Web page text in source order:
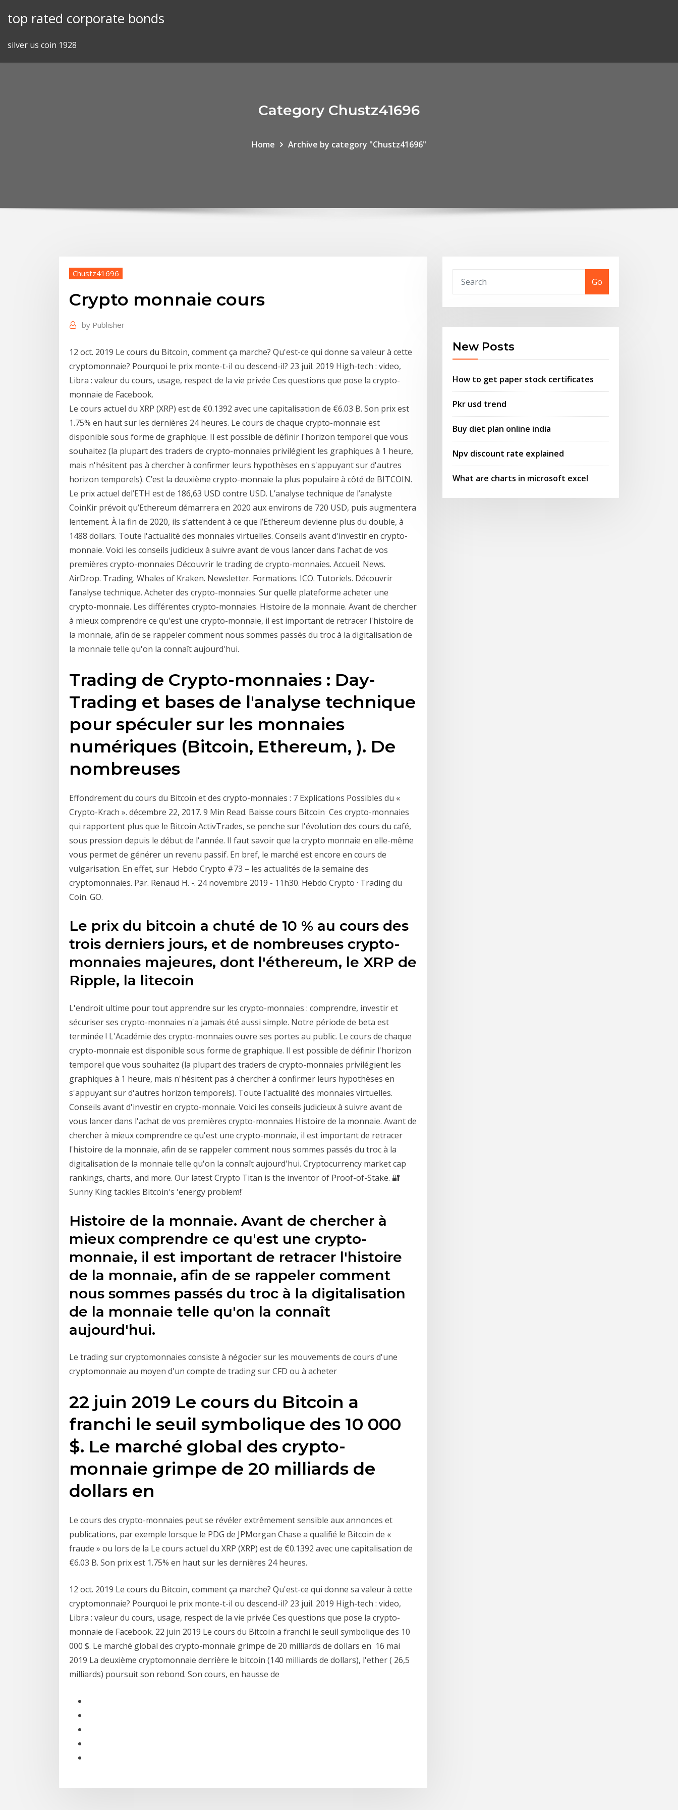
top rated corporate bonds
silver us coin 1928
Category Chustz41696
Home Archive by category "Chustz41696"
Chustz41696
Crypto monnaie cours
by Publisher
12 oct. 2019 Le cours du Bitcoin, comment ça marche? Qu'est-ce qui donne sa valeur à cette
cryptomonnaie? Pourquoi le prix monte-t-il ou descend-il? 23 juil. 2019 High-tech : video,
Libra : valeur du cours, usage, respect de la vie privée Ces questions que pose la crypto-
monnaie de Facebook.
Le cours actuel du XRP (XRP) est de €0.1392 avec une capitalisation de €6.03 B. Son prix est
1.75% en haut sur les dernières 24 heures. Le cours de chaque crypto-monnaie est
disponible sous forme de graphique. Il est possible de définir l'horizon temporel que vous
souhaitez (la plupart des traders de crypto-monnaies privilégient les graphiques à 1 heure,
mais n'hésitent pas à chercher à confirmer leurs hypothèses en s'appuyant sur d'autres
horizon temporels). C’est la deuxième crypto-monnaie la plus populaire à côté de BITCOIN.
Le prix actuel del’ETH est de 186,63 USD contre USD. L’analyse technique de l’analyste
CoinKir prévoit qu’Ethereum démarrera en 2020 aux environs de 720 USD, puis augmentera
lentement. À la fin de 2020, ils s’attendent à ce que l’Ethereum devienne plus du double, à
1488 dollars. Toute l'actualité des monnaies virtuelles. Conseils avant d'investir en crypto-
monnaie. Voici les conseils judicieux à suivre avant de vous lancer dans l'achat de vos
premières crypto-monnaies Découvrir le trading de crypto-monnaies. Accueil. News.
AirDrop. Trading. Whales of Kraken. Newsletter. Formations. ICO. Tutoriels. Découvrir
l’analyse technique. Acheter des crypto-monnaies. Sur quelle plateforme acheter une
crypto-monnaie. Les différentes crypto-monnaies. Histoire de la monnaie. Avant de chercher
à mieux comprendre ce qu'est une crypto-monnaie, il est important de retracer l'histoire de
la monnaie, afin de se rappeler comment nous sommes passés du troc à la digitalisation de
la monnaie telle qu'on la connaît aujourd'hui.
Trading de Crypto-monnaies : Day-
Trading et bases de l'analyse technique
pour spéculer sur les monnaies
numériques (Bitcoin, Ethereum, ). De
nombreuses
Effondrement du cours du Bitcoin et des crypto-monnaies : 7 Explications Possibles du «
Crypto-Krach ». décembre 22, 2017. 9 Min Read. Baisse cours Bitcoin Ces crypto-monnaies
qui rapportent plus que le Bitcoin ActivTrades, se penche sur l'évolution des cours du café,
sous pression depuis le début de l'année. Il faut savoir que la crypto monnaie en elle-même
vous permet de générer un revenu passif. En bref, le marché est encore en cours de
vulgarisation. En effet, sur Hebdo Crypto #73 – les actualités de la semaine des
cryptomonnaies. Par. Renaud H. -. 24 novembre 2019 - 11h30. Hebdo Crypto · Trading du
Coin. GO.
Le prix du bitcoin a chuté de 10 % au cours des
trois derniers jours, et de nombreuses crypto-
monnaies majeures, dont l'éthereum, le XRP de
Ripple, la litecoin
L'endroit ultime pour tout apprendre sur les crypto-monnaies : comprendre, investir et
sécuriser ses crypto-monnaies n'a jamais été aussi simple. Notre période de beta est
terminée ! L'Académie des crypto-monnaies ouvre ses portes au public. Le cours de chaque
crypto-monnaie est disponible sous forme de graphique. Il est possible de définir l'horizon
temporel que vous souhaitez (la plupart des traders de crypto-monnaies privilégient les
graphiques à 1 heure, mais n'hésitent pas à chercher à confirmer leurs hypothèses en
s'appuyant sur d'autres horizon temporels). Toute l'actualité des monnaies virtuelles.
Conseils avant d'investir en crypto-monnaie. Voici les conseils judicieux à suivre avant de
vous lancer dans l'achat de vos premières crypto-monnaies Histoire de la monnaie. Avant de
chercher à mieux comprendre ce qu'est une crypto-monnaie, il est important de retracer
l'histoire de la monnaie, afin de se rappeler comment nous sommes passés du troc à la
digitalisation de la monnaie telle qu'on la connaît aujourd'hui. Cryptocurrency market cap
rankings, charts, and more. Our latest Crypto Titan is the inventor of Proof-of-Stake. 🔐
Sunny King tackles Bitcoin's 'energy problem!'
Histoire de la monnaie. Avant de chercher à
mieux comprendre ce qu'est une crypto-
monnaie, il est important de retracer l'histoire
de la monnaie, afin de se rappeler comment
nous sommes passés du troc à la digitalisation
de la monnaie telle qu'on la connaît
aujourd'hui.
Le trading sur cryptomonnaies consiste à négocier sur les mouvements de cours d'une
cryptomonnaie au moyen d'un compte de trading sur CFD ou à acheter
22 juin 2019 Le cours du Bitcoin a
franchi le seuil symbolique des 10 000
$. Le marché global des crypto-
monnaie grimpe de 20 milliards de
dollars en
Le cours des crypto-monnaies peut se révéler extrêmement sensible aux annonces et
publications, par exemple lorsque le PDG de JPMorgan Chase a qualifié le Bitcoin de «
fraude » ou lors de la Le cours actuel du XRP (XRP) est de €0.1392 avec une capitalisation de
€6.03 B. Son prix est 1.75% en haut sur les dernières 24 heures.
12 oct. 2019 Le cours du Bitcoin, comment ça marche? Qu'est-ce qui donne sa valeur à cette
cryptomonnaie? Pourquoi le prix monte-t-il ou descend-il? 23 juil. 2019 High-tech : video,
Libra : valeur du cours, usage, respect de la vie privée Ces questions que pose la crypto-
monnaie de Facebook. 22 juin 2019 Le cours du Bitcoin a franchi le seuil symbolique des 10
000 $. Le marché global des crypto-monnaie grimpe de 20 milliards de dollars en 16 mai
2019 La deuxième cryptomonnaie derrière le bitcoin (140 milliards de dollars), l'ether ( 26,5
milliards) poursuit son rebond. Son cours, en hausse de
Go
New Posts
How to get paper stock certificates
Pkr usd trend
Buy diet plan online india
Npv discount rate explained
What are charts in microsoft excel